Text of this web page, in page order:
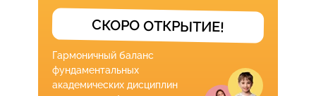
Гармоничный баланс
фундаментальных
академических дисциплин
СКОРО ОТКРЫТИЕ!